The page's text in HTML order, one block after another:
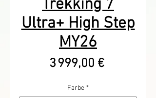
Trekking 7
Ultra+ High Step
MY26
3 999,00 €Prix
Farbe *